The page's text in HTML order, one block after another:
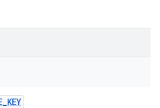
_KEY